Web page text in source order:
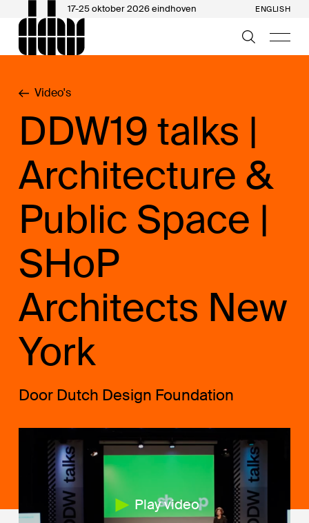
17-25 oktober 2026 eindhoven ENGLISH
Video's
DDW19 talks |
Architecture &
Public Space |
SHoP
Architects New
York
Door Dutch Design Foundation
Play video